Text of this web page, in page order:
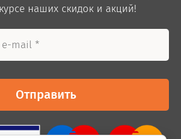
наших скидок и акций!
Отправить